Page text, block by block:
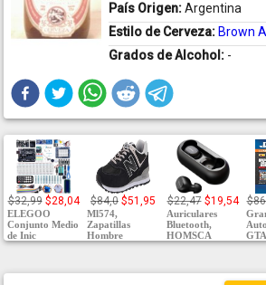
País Origen:Argentina
Estilo de Cerveza: Brown
Grados de Alcohol: -
$32,99 $28,04
ELEGOO
Conjunto Medio
de Inic
$84,0 $51,95
Ml574,
Zapatillas
Hombre
$22,47 $19,54
Auriculares
Bluetooth,
HOMSCA
GTA